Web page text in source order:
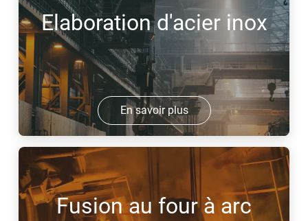
Elaboration d'acier inox
En savoir plus
Fusion au four à arc